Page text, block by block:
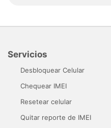
Servicios
Desbloquear Celular
Chequear IMEI
Resetear celular
Quitar reporte de IMEI